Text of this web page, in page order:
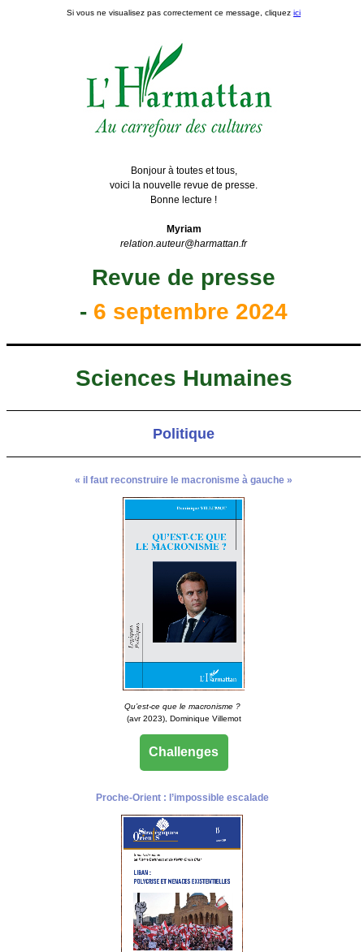
Si vous ne visualisez pas correctement ce message, cliquez ici
Bonjour à toutes et tous,
voici la nouvelle revue de presse.
Bonne lecture !
Myriam
relation.auteur@harmattan.fr
Revue de presse
- 6 septembre 2024
Sciences Humaines
Politique
« il faut reconstruire le macronisme à gauche »
Qu’est-ce que le macronisme ?
(avr 2023), Dominique Villemot
Challenges
Proche-Orient : l’impossible escalade